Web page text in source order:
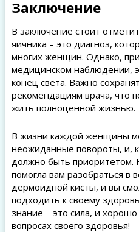
Заключение
В заключение стоит
яичника – это диагноз,
многих женщин. Однако,
медицинском наблюдении,
конец света. Важно
рекомендациям врача, что
жить полноценной жизнью.
В жизни каждой женщины
неожиданные повороты, и,
должно быть приоритетом.
помогла вам разобраться в
дермоидной кисты, и вы
подходить к своему
знание – это сила, и
вопросах своего здоровья!